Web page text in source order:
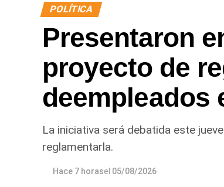
POLÍTICA
Presentaron
proyecto de
deempleados
La iniciativa será debatida este
reglamentarla.
Hace 7 horasel 05/08/2026